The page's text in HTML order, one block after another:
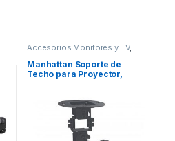
Accesorios Monitores y TV,
Manhattan Soporte de
Techo para Proyector,